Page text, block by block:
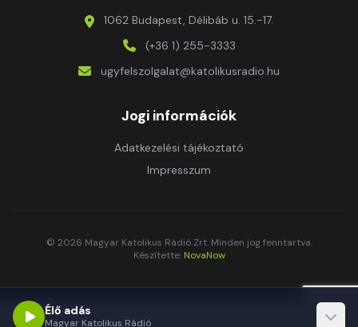
1062 Budapest, Délibáb u. 15.-17.
(+36 1) 255-3333
ugyfelszolgalat@katolikusradio.hu
Jogi információk
Adatkezelési tájékoztató
Impresszum
© 2026 Magyar Katolikus Rádió Zrt. Minden jog fenntartva.
Készítette: NovaNow
Élő adás
Magyar Katolikus Rádió